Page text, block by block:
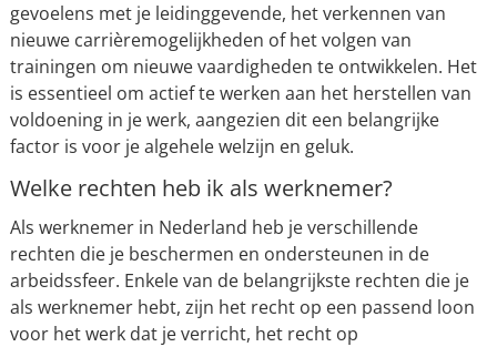
gevoelens met je leidinggevende, het verkennen van
nieuwe carrièremogelijkheden of het volgen van
trainingen om nieuwe vaardigheden te ontwikkelen. Het
is essentieel om actief te werken aan het herstellen van
voldoening in je werk, aangezien dit een belangrijke
factor is voor je algehele welzijn en geluk.
Welke rechten heb ik als werknemer?
Als werknemer in Nederland heb je verschillende
rechten die je beschermen en ondersteunen in de
arbeidssfeer. Enkele van de belangrijkste rechten die je
als werknemer hebt, zijn het recht op een passend loon
voor het werk dat je verricht, het recht op